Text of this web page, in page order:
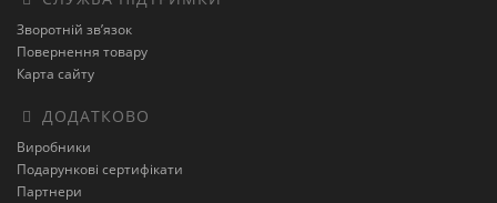
Зворотній зв’язок
Повернення товару
Карта сайту
ДОДАТКОВО
Виробники
Подарункові сертифікати
Партнери